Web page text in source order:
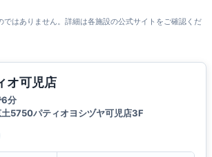
ではありません。詳細は各施設の公式サイトをご確認くだ
オ可児店
6分
5750パティオヨシヅヤ可児店3F